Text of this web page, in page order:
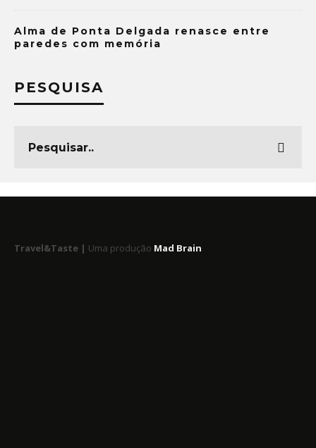
Alma de Ponta Delgada renasce entre
paredes com memória
PESQUISA
Travel&Taste | Uma produção Mad Brain